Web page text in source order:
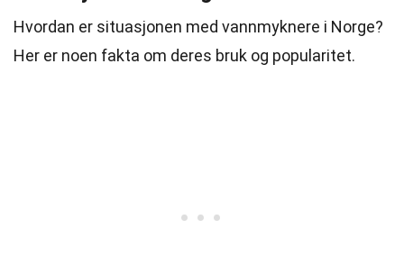
Hvordan er situasjonen med vannmyknere i Norge?
Her er noen fakta om deres bruk og popularitet.